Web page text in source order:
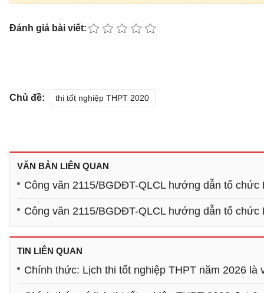
Đánh giá bài viết:
Chủ đề: thi tốt nghiệp THPT 2020
VĂN BẢN LIÊN QUAN
Công văn 2115/BGDĐT-QLCL hướng dẫn tổ chức
Công văn 2115/BGDĐT-QLCL hướng dẫn tổ chức
TIN LIÊN QUAN
Chính thức: Lịch thi tốt nghiệp THPT năm 2026 là